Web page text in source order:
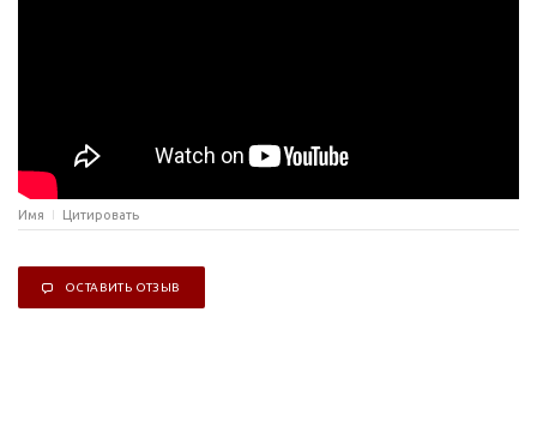
Имя Цитировать
ОСТАВИТЬ ОТЗЫВ